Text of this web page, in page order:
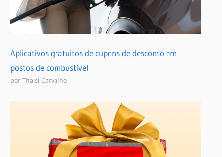
Aplicativos gratuitos de cupons de desconto em
postos de combustível
por Thaisi Carvalho